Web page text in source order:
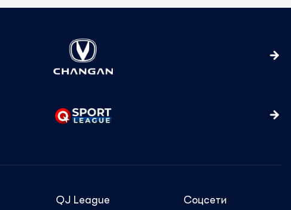
QJ League Соцсети